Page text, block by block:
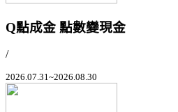
Q點成金 點數變現金
/
2026.07.31~2026.08.30